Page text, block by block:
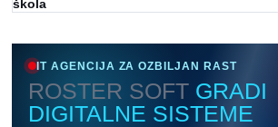
škola
IT AGENCIJA ZA OZBILJAN RAST
ROSTER SOFT GRADI
DIGITALNE SISTEME